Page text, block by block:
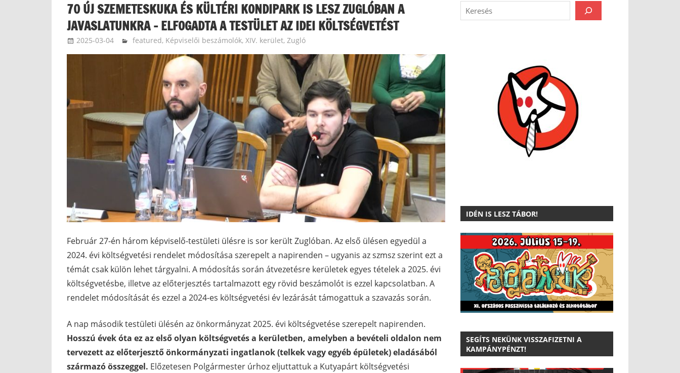
70 ÚJ SZEMETESKUKA ÉS KÜLTÉRI KONDIPARK IS LESZ ZUGLÓBAN A
JAVASLATUNKRA – ELFOGADTA A TESTÜLET AZ IDEI KÖLTSÉGVETÉST
2025-03-04 Bomba Gábor
featured, Képviselői beszámolók,XIV. kerület, Zugló
Február 27-én három képviselő-testületi ülésre is sor került Zuglóban. Az első ülésen egyedül a
2024. évi költségvetési rendelet módosítása szerepelt a napirenden – ugyanis az szmsz szerint ezt a
témát csak külön lehet tárgyalni. A módosítás során átvezetésre kerületek egyes tételek a 2025. évi
költségvetésbe, illetve az előterjesztés tartalmazott egy rövid beszámolót is ezzel kapcsolatban. A
rendelet módosítását és ezzel a 2024-es költségvetési év lezárását támogattuk a szavazás során.
A nap második testületi ülésén az önkormányzat 2025. évi költségvetése szerepelt napirenden.
Hosszú évek óta ez az első olyan költségvetés a kerületben, amelyben a bevételi oldalon nem
tervezett az előterjesztő önkormányzati ingatlanok (telkek vagy egyéb épületek) eladásából
származó összeggel. Előzetesen Polgármester úrhoz eljuttattuk a Kutyapárt költségvetési
IDÉN IS LESZ TÁBOR!
SEGÍTS NEKÜNK VISSZAFIZETNI A
KAMPÁNYPÉNZT!